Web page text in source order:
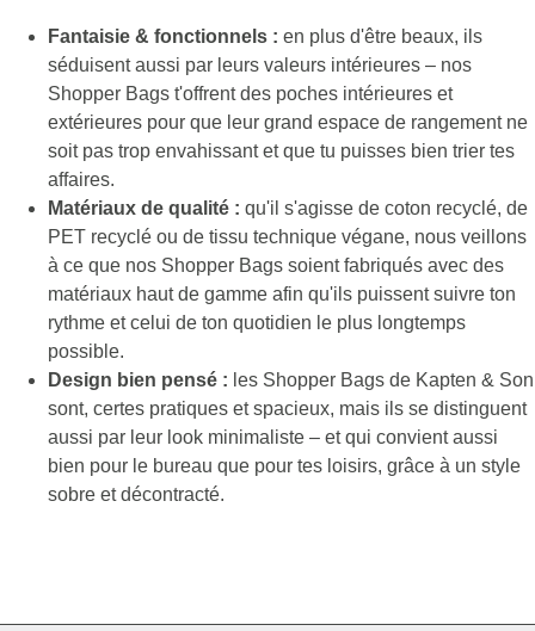
Fantaisie & fonctionnels : en plus d'être beaux, ils
séduisent aussi par leurs valeurs intérieures – nos
Shopper Bags t'offrent des poches intérieures et
extérieures pour que leur grand espace de rangement ne
soit pas trop envahissant et que tu puisses bien trier tes
affaires.
Matériaux de qualité : qu'il s'agisse de coton recyclé, de
PET recyclé ou de tissu technique végane, nous veillons
à ce que nos Shopper Bags soient fabriqués avec des
matériaux haut de gamme afin qu'ils puissent suivre ton
rythme et celui de ton quotidien le plus longtemps
possible.
Design bien pensé : les Shopper Bags de Kapten & Son
sont, certes pratiques et spacieux, mais ils se distinguent
aussi par leur look minimaliste – et qui convient aussi
bien pour le bureau que pour tes loisirs, grâce à un style
sobre et décontracté.